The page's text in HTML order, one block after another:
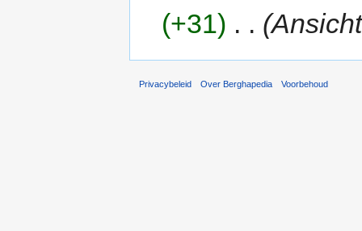
(+31) . .
Privacybeleid Over Berghapedia Voorbehoud